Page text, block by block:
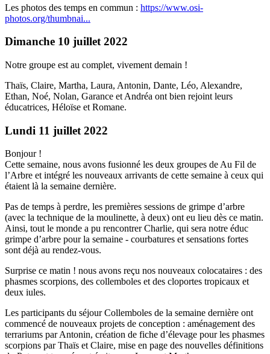
Les photos des temps en commun : https://www.osi-
photos.org/thumbnai...
Dimanche 10 juillet 2022
Notre groupe est au complet, vivement demain !
Thaïs, Claire, Martha, Laura, Antonin, Dante, Léo, Alexandre,
Ethan, Noé, Nolan, Garance et Andréa ont bien rejoint leurs
éducatrices, Héloïse et Romane.
Lundi 11 juillet 2022
Bonjour !
Cette semaine, nous avons fusionné les deux groupes de Au Fil de
l’Arbre et intégré les nouveaux arrivants de cette semaine à ceux qui
étaient là la semaine dernière.
Pas de temps à perdre, les premières sessions de grimpe d’arbre
(avec la technique de la moulinette, à deux) ont eu lieu dès ce matin.
Ainsi, tout le monde a pu rencontrer Charlie, qui sera notre éduc
grimpe d’arbre pour la semaine - courbatures et sensations fortes
sont déjà au rendez-vous.
Surprise ce matin ! nous avons reçu nos nouveaux colocataires : des
phasmes scorpions, des collemboles et des cloportes tropicaux et
deux iules.
Les participants du séjour Collemboles de la semaine dernière ont
commencé de nouveaux projets de conception : aménagement des
terrariums par Antonin, création de fiche d’élevage pour les phasmes
scorpions par Thaïs et Claire, mise en page des nouvelles définitions